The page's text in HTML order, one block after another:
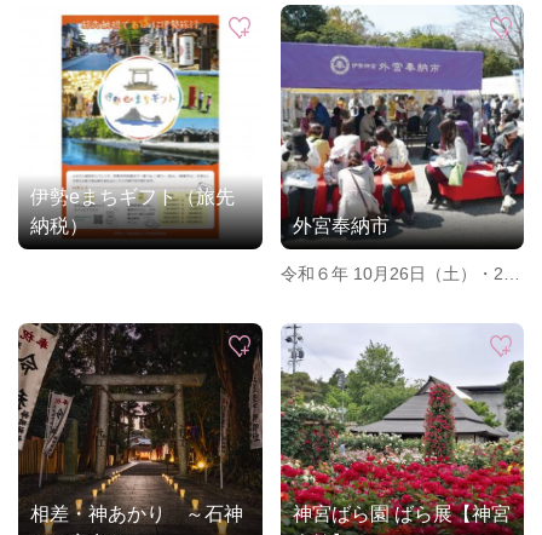
伊勢eまちギフト（旅先
納税）
外宮奉納市
令和６年 10月26日（土）・27
相差・神あかり ～石神
神宮ばら園 ばら展【神宮